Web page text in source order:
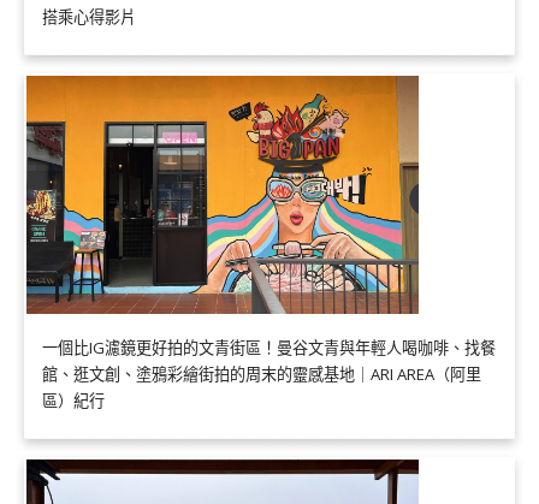
搭乘心得影片
一個比IG濾鏡更好拍的文青街區！曼谷文青與年輕人喝咖啡、找餐
館、逛文創、塗鴉彩繪街拍的周末的靈感基地｜ARI AREA（阿里
區）紀行